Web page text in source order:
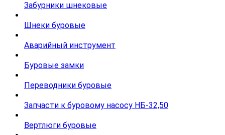
Забурники шнековые
Шнеки буровые
Аварийный инструмент
Буровые замки
Переводники буровые
Запчасти к буровому насосу НБ-32,50
Вертлюги буровые